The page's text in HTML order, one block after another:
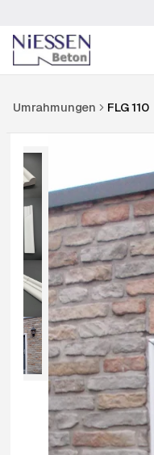
Umrahmungen FLG 110